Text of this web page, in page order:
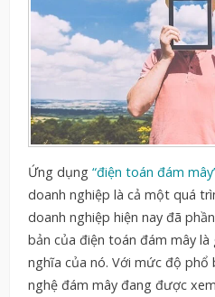
Ứng dụng “điện toán đám
doanh nghiệp là cả một quá
doanh nghiệp hiện nay đã
bản của điện toán đám mây
nghĩa của nó. Với mức độ phổ
nghệ đám mây đang được